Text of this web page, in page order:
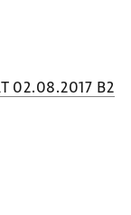
02.08.2017 B2